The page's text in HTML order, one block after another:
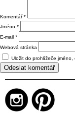
Komentář*
Jméno *
E-mail *
Webová stránka
Uložit do prohlížeče jméno,